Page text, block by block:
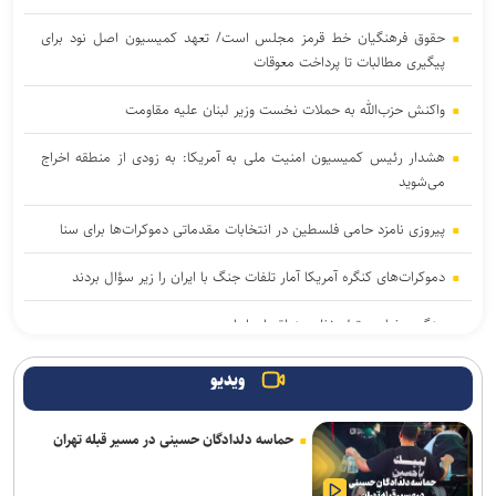
حقوق فرهنگیان خط قرمز مجلس است/ تعهد کمیسیون اصل نود برای
پیگیری مطالبات تا پرداخت معوقات
واکنش حزب‌الله به حملات نخست‌ وزیر لبنان علیه مقاومت
هشدار رئیس کمیسیون امنیت ملی به آمریکا: به زودی از منطقه اخراج
می‌شوید
پیروزی نامزد حامی فلسطین در انتخابات مقدماتی دموکرات‌ها برای سنا
دموکرات‌های کنگره آمریکا آمار تلفات جنگ با ایران را زیر سؤال بردند
جنگ رمضان و تولد نظم منطقه ای ایران
یمن: هشتمین نفتکش سعودی را در شمال دریای سرخ هدف قرار دادیم
سی‌بی‌اس: آمریکا بخش عمده ذخایر موشک‌های دوربرد خود را مصرف
کرده است
ویدیو
حماسه دلدادگان حسینی در مسیر قبله تهران